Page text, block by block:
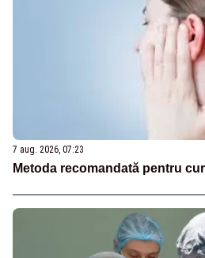
7 aug. 2026, 07:23
Metoda recomandată pentru